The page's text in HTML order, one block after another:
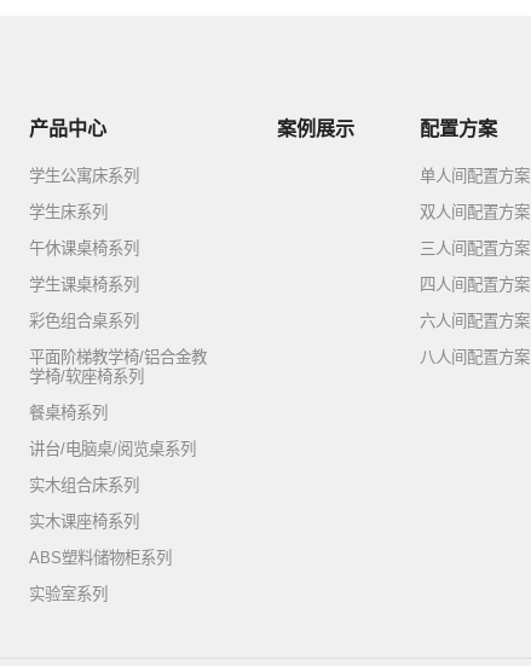
产品中心
学生公寓床系列
学生床系列
午休课桌椅系列
学生课桌椅系列
彩色组合桌系列
平面阶梯教学椅/铝合金教
学椅/软座椅系列
餐桌椅系列
讲台/电脑桌/阅览桌系列
实木组合床系列
实木课座椅系列
ABS塑料储物柜系列
实验室系列
案例展示 配置方案
单人间配置方案
双人间配置方案
三人间配置方案
四人间配置方案
六人间配置方案
八人间配置方案